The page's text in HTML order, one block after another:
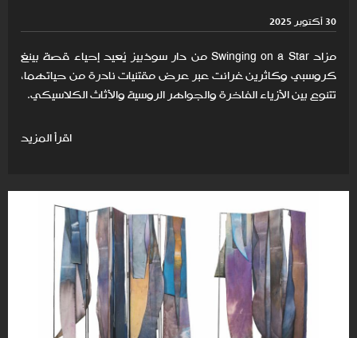
30 أكتوبر 2025
مزاد Swinging on a Star من دار سوذبيز يُعيد إحياء قصة بينغ
كروسبي وكاثرين غرانت عبر عرض مقتنيات نادرة من حياتهما،
تتنوع بين الأزياء الفاخرة والجواهر الروسية والأثاث الكلاسيكي.
اقرأ المزيد